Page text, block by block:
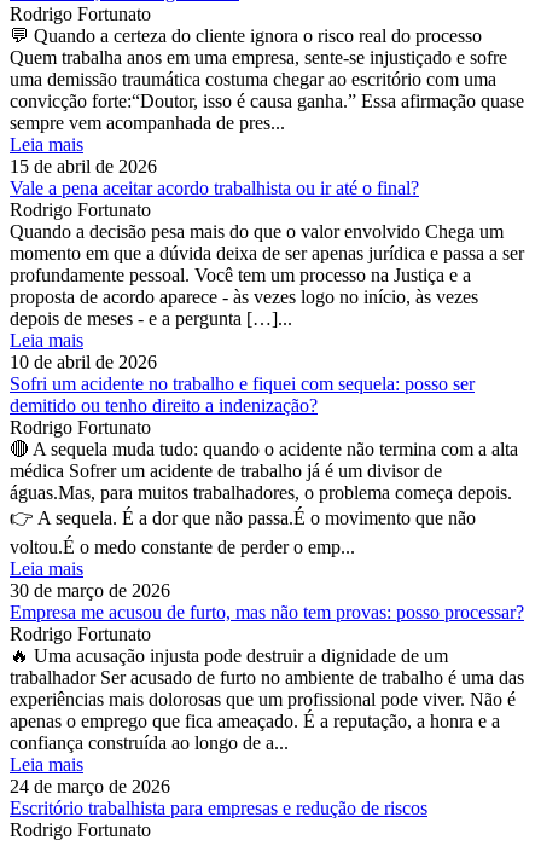
Rodrigo Fortunato
💬 Quando a certeza do cliente ignora o risco real do processo
Quem trabalha anos em uma empresa, sente-se injustiçado e sofre
uma demissão traumática costuma chegar ao escritório com uma
convicção forte:“Doutor, isso é causa ganha.” Essa afirmação quase
sempre vem acompanhada de pres...
Leia mais
15 de abril de 2026
Vale a pena aceitar acordo trabalhista ou ir até o final?
Rodrigo Fortunato
Quando a decisão pesa mais do que o valor envolvido Chega um
momento em que a dúvida deixa de ser apenas jurídica e passa a ser
profundamente pessoal. Você tem um processo na Justiça e a
proposta de acordo aparece - às vezes logo no início, às vezes
depois de meses - e a pergunta […]...
Leia mais
10 de abril de 2026
Sofri um acidente no trabalho e fiquei com sequela: posso ser
demitido ou tenho direito a indenização?
Rodrigo Fortunato
🔴 A sequela muda tudo: quando o acidente não termina com a alta
médica Sofrer um acidente de trabalho já é um divisor de
águas.Mas, para muitos trabalhadores, o problema começa depois.
👉 A sequela. É a dor que não passa.É o movimento que não
voltou.É o medo constante de perder o emp...
Leia mais
30 de março de 2026
Empresa me acusou de furto, mas não tem provas: posso processar?
Rodrigo Fortunato
🔥 Uma acusação injusta pode destruir a dignidade de um
trabalhador Ser acusado de furto no ambiente de trabalho é uma das
experiências mais dolorosas que um profissional pode viver. Não é
apenas o emprego que fica ameaçado. É a reputação, a honra e a
confiança construída ao longo de a...
Leia mais
24 de março de 2026
Escritório trabalhista para empresas e redução de riscos
Rodrigo Fortunato